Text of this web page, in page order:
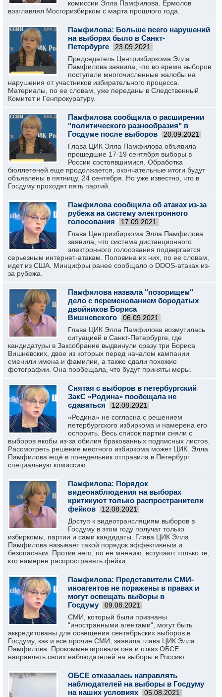
комиссии Элла Памфилова. Ермолов
возглавлял Мосгоризбирком с марта прошлого года.
Памфилова: Больше всего нарушений
на выборах было в Санкт-
Петербурге
23.09.2021
Председатель Центризбиркома Элла
Памфилова заявила, что во время выборов
поступали многочисленные жалобы на
нарушения от участников избирательного процесса.
Материалы, по ее словам, уже переданы в Следственный
Комитет и Генпрокуратуру.
Памфилова сообщила о расширении
"политического разнообразия" в
Госдуме после выборов
20.09.2021
Глава ЦИК Элла Памфилова объявила
прошедшие 17-19 сентября выборы в
России состоявшимися. Обработка
бюллетеней еще продолжается, окончательные итоги будут
объявлены в пятницу, 24 сентября. Но уже известно, что в
Госдуму проходят пять партий.
Памфилова сообщила об атаках из-за
рубежа на систему электронного
голосования
17.09.2021
Глава Центризбиркома Элла Памфилова
заявила, что система дистанционного
электронного голосования подвергается
серьезным интернет-атакам. Половина их них, по ее словам,
идет из США. Минцифры ранее сообщало о DDOS-атаках из-
за рубежа.
Памфилова назвала "позорищем"
дело с переменованием бородатых
двойников Бориса
Вишневского
06.09.2021
Глава ЦИК Элла Памфилова возмутилась
ситуацией в Санкт-Петербурге, где
кандидатуры в Заксобрание выдвинули сразу три Бориса
Вишневских, двое из которых перед началом кампании
сменили имена и фамилии, а также сдали похожие
фотографии. Она пообещала, что будут приняты меры.
Снятая с выборов в петербургский
ЗакС «Родина» пообещала не
сдаваться
12.08.2021
«Родина» не согласна с решением
петербургского избиркома и намерена его
оспорить. Весь список партии сняли с
выборов якобы из-за обилия бракованных подписных листов.
Рассмотреть решение местного избиркома может ЦИК. Элла
Памфилова ещё в понедельник отправила в Петербург
специальную комиссию.
Памфилова: Порядок
видеонаблюдения на выборах
критикуют только распространители
фейков
12.08.2021
Доступ к видеотрансляциям выборов в
Госдуму в этом году получат только
избиркомы, партии и сами кандидаты. Глава ЦИК Элла
Памфилова называет такой порядок эффективным и
безопасным. Против него, по ее мнению, вступают только те,
кто намерен распространять фейки.
Памфилова: Представители СМИ-
иноагентов не поражены в правах и
могут освещать выборы в
Госдуму
09.08.2021
СМИ, который были признаны
"иностранными агентами", могут быть
аккредитованы для освещения сентябрьских выборов в
Госдуму, как и все прочие СМИ, заявила глава ЦИК Элла
Памфилова. Прокомментировала она и отказ ОБСЕ
направлять своих наблюдателей на выборы в Россию.
ОБСЕ отказалась направлять
наблюдателей на выборы в Госдуму
на наших условиях
05.08.2021